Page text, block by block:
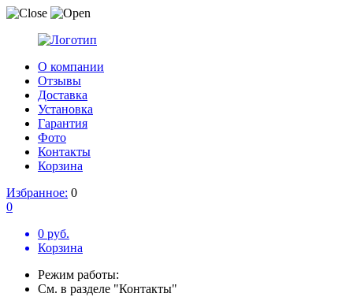
О компании
Отзывы
Доставка
Установка
Гарантия
Фото
Контакты
Корзина
Избранное: 0
0
0 руб.
Корзина
Режим работы:
См. в разделе "Контакты"